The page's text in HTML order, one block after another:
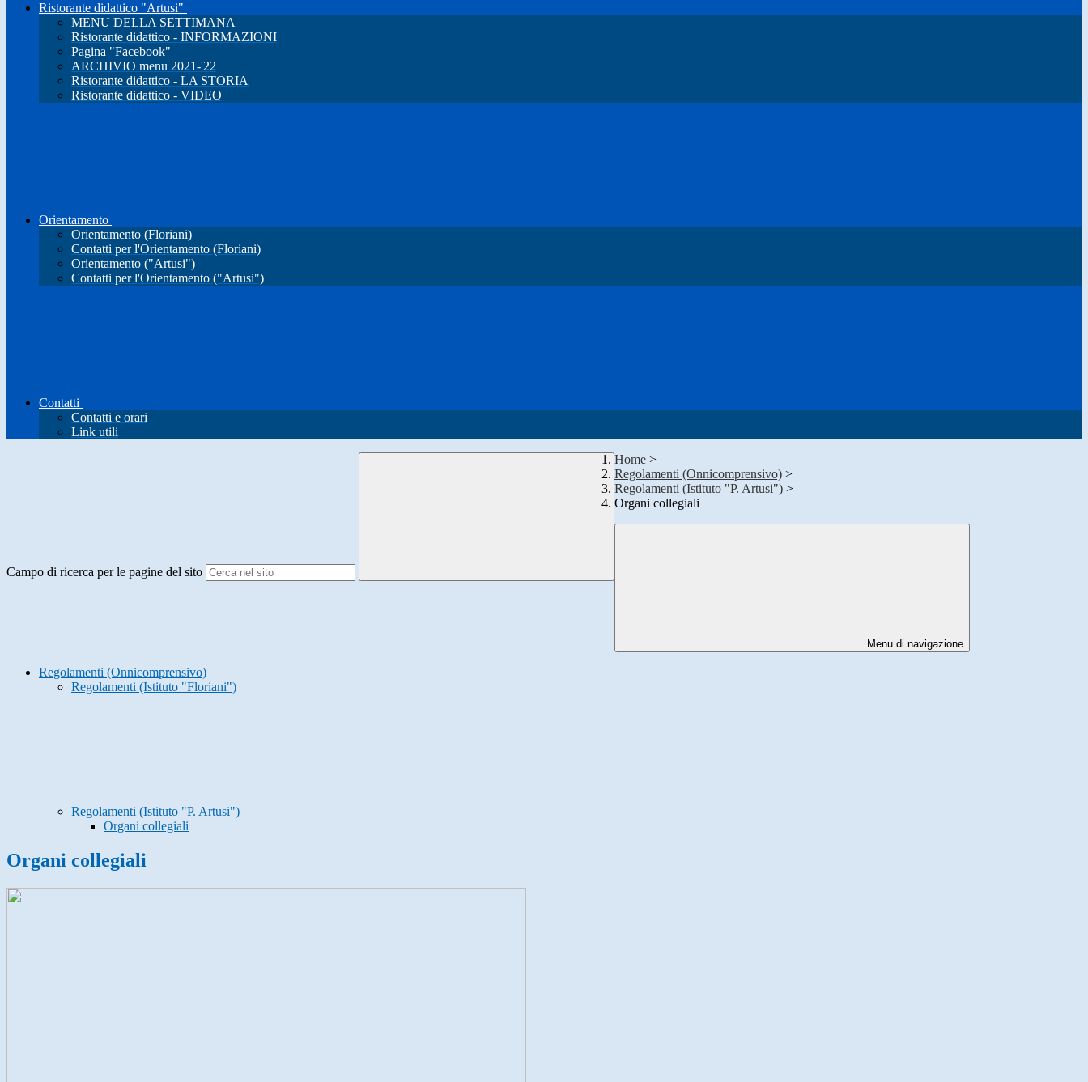
Ristorante didattico "Artusi"
MENU DELLA SETTIMANA
Ristorante didattico - INFORMAZIONI
Pagina "Facebook"
ARCHIVIO menu 2021-'22
Ristorante didattico - LA STORIA
Ristorante didattico - VIDEO
Orientamento
Orientamento (Floriani)
Contatti per l'Orientamento (Floriani)
Orientamento ("Artusi")
Contatti per l'Orientamento ("Artusi")
Contatti
Contatti e orari
Link utili
Campo di ricerca per le pagine del sito
Home >
Regolamenti (Onnicomprensivo) >
Regolamenti (Istituto "P. Artusi") >
Organi collegiali
Menu di navigazione
Regolamenti (Onnicomprensivo)
Regolamenti (Istituto "Floriani")
Regolamenti (Istituto "P. Artusi")
Organi collegiali
Organi collegiali